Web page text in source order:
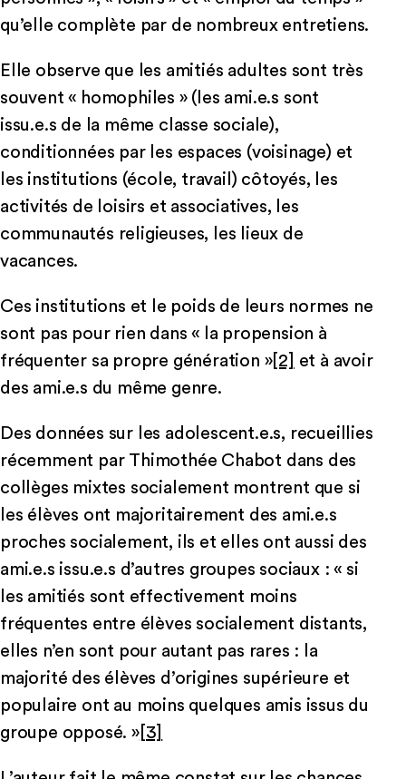
qu’elle complète par de nombreux entretiens.
Elle observe que les amitiés adultes sont très
souvent « homophiles » (les ami.e.s sont
issu.e.s de la même classe sociale),
conditionnées par les espaces (voisinage) et
les institutions (école, travail) côtoyés, les
activités de loisirs et associatives, les
communautés religieuses, les lieux de
vacances.
Ces institutions et le poids de leurs normes ne
sont pas pour rien dans « la propension à
fréquenter sa propre génération »[2]
et à avoir
des ami.e.s du même genre.
Des données sur les adolescent.e.s, recueillies
récemment par Thimothée Chabot dans des
collèges mixtes socialement montrent que si
les élèves ont majoritairement des ami.e.s
proches socialement, ils et elles ont aussi des
ami.e.s issu.e.s d’autres groupes sociaux : « si
les amitiés sont effectivement moins
fréquentes entre élèves socialement distants,
elles n’en sont pour autant pas rares : la
majorité des élèves d’origines supérieure et
populaire ont au moins quelques amis issus du
groupe opposé. »[3]